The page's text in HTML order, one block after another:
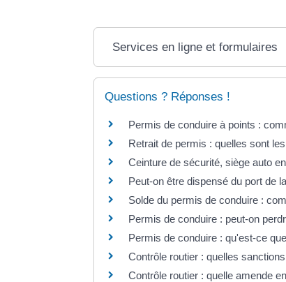
Services en ligne et formulaires
Questions ? Réponses !
Permis de conduire à points :
Retrait de permis : quelles sont
Ceinture de sécurité, siège auto
Peut-on être dispensé du port de
Solde du permis de conduire :
Permis de conduire : peut-on
Permis de conduire : qu'est-ce
Contrôle routier : quelles
Contrôle routier : quelle amende